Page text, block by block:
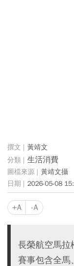
黃靖文
生活消費
黃靖文攝
2026-05-08
+A -A
長榮航空馬拉
賽事包含全